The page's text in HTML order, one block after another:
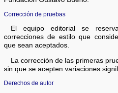
Corrección de pruebas
El equipo editorial se
correcciones de estilo que
que sean aceptados.
La corrección de las primeras
sin que se acepten variaciones
Derechos de autor